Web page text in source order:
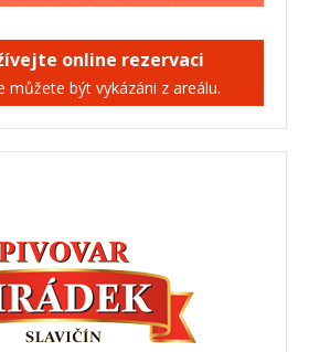
online rezervaci
můžete být vykázáni z areálu.